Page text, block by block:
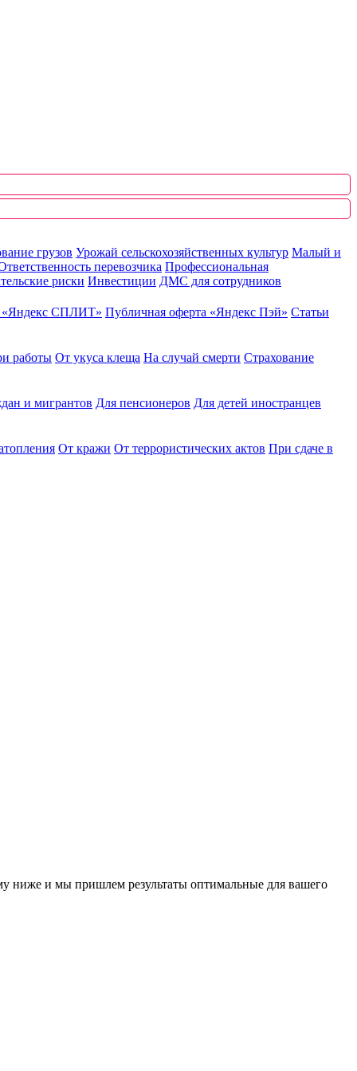
грузов Урожай сельскохозяйственных культур Малый и
перевозчика Профессиональная
риски Инвестиции ДМС для сотрудников
«Яндекс СПЛИТ» Публичная оферта «Яндекс Пэй» Статьи
работы От укуса клеща На случай смерти Страхование
и мигрантов Для пенсионеров Для детей иностранцев
От кражи От террористических актов При сдаче в
ниже и мы пришлем результаты оптимальные для вашего